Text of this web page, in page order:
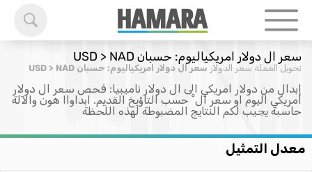
سعر ال دولار امريكياليوم: حسبان USD > NAD
تحويل العملة سعر الدولار سعر ال دولار امريكياليوم: حسبان USD > NAD
إبدال من دولار امريكي الى ال دولار ناميبيا: فحص سعر ال دولار
امريكي اليوم او سعر ال ْ حسب التاؤيخ القديم. ابداواا هون والآلة
حاسبة يجيب لكم النتايج المضبوطة لهذه اللحظة
معدل التمثيل